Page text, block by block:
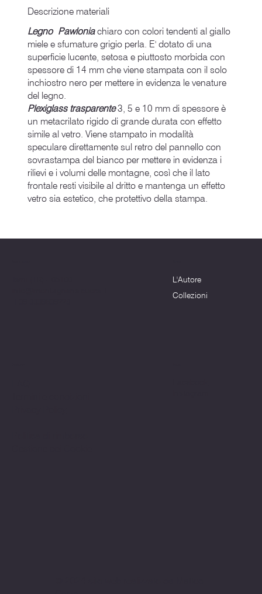
Descrizione materiali
Legno Pawloniachiaro con colori tendenti al giallo
miele e sfumature grigio perla. E' dotato di una
superficie lucente, setosa e piuttosto morbida con
spessore di 14 mm che viene stampata con il solo
inchiostro nero per mettere in evidenza le venature
del legno.
Plexiglass trasparente3, 5 e 10 mm di spessore è
un metacrilato rigido di grande durata con effetto
simile al vetro. Viene stampato in modalità
speculare direttamente sul retro del pannello con
sovrastampa del bianco per mettere in evidenza i
rilievi e i volumi delle montagne, così che il lato
frontale resti visibile al dritto e mantenga un effetto
vetro sia estetico, che protettivo della stampa.
L'Autore
Collezioni